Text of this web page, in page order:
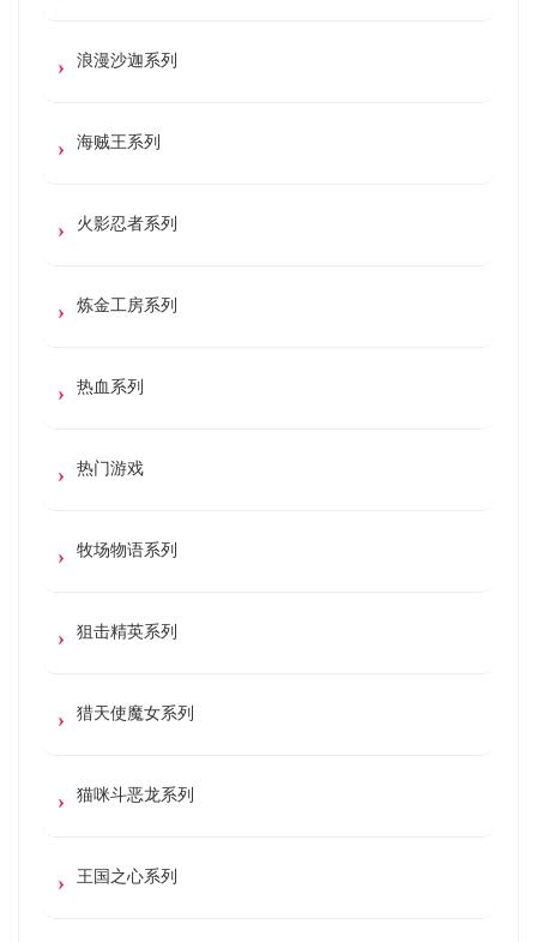
浪漫沙迦系列
海贼王系列
火影忍者系列
炼金工房系列
热血系列
热门游戏
牧场物语系列
狙击精英系列
猎天使魔女系列
猫咪斗恶龙系列
王国之心系列